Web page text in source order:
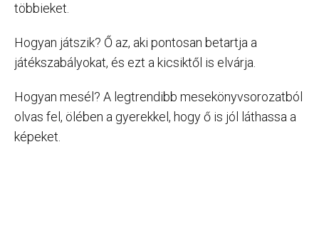
többieket.
Hogyan játszik? Ő az, aki pontosan betartja a
játékszabályokat, és ezt a kicsiktől is elvárja.
Hogyan mesél? A legtrendibb mesekönyvsorozatból
olvas fel, ölében a gyerekkel, hogy ő is jól láthassa a
képeket.